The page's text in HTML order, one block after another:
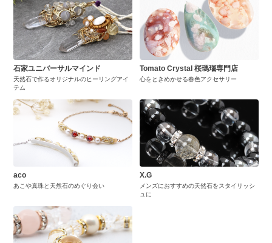
石家ユニバーサルマインド
天然石で作るオリジナルのヒーリングアイ
テム
Tomato Crystal 桜瑪瑙専門店
心をときめかせる春色アクセサリー
aco
あこや真珠と天然石のめぐり会い
X.G
メンズにおすすめの天然石をスタイリッシ
ュに